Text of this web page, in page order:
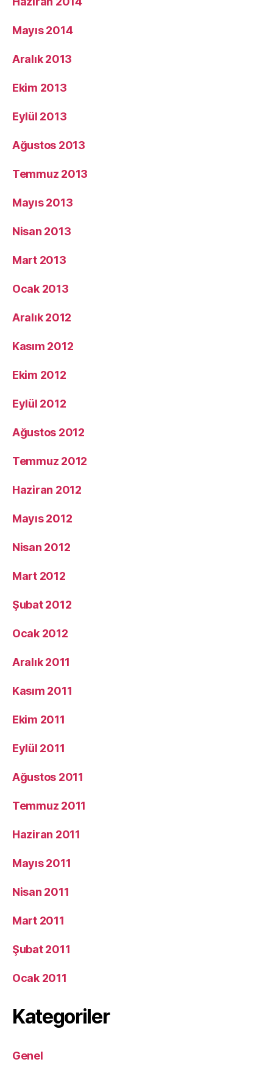
Mayıs 2014
Aralık 2013
Ekim 2013
Eylül 2013
Ağustos 2013
Temmuz 2013
Mayıs 2013
Nisan 2013
Mart 2013
Ocak 2013
Aralık 2012
Kasım 2012
Ekim 2012
Eylül 2012
Ağustos 2012
Temmuz 2012
Haziran 2012
Mayıs 2012
Nisan 2012
Mart 2012
Şubat 2012
Ocak 2012
Aralık 2011
Kasım 2011
Ekim 2011
Eylül 2011
Ağustos 2011
Temmuz 2011
Haziran 2011
Mayıs 2011
Nisan 2011
Mart 2011
Şubat 2011
Ocak 2011
Kategoriler
Genel